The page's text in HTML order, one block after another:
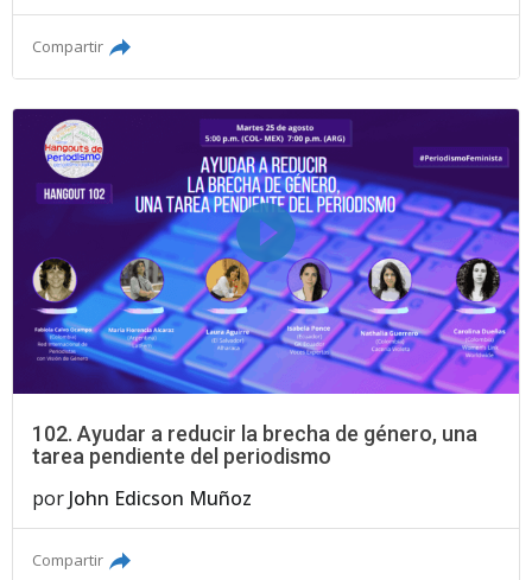
Compartir
102. Ayudar a reducir la brecha de género, una
tarea pendiente del periodismo
por John Edicson Muñoz
Compartir